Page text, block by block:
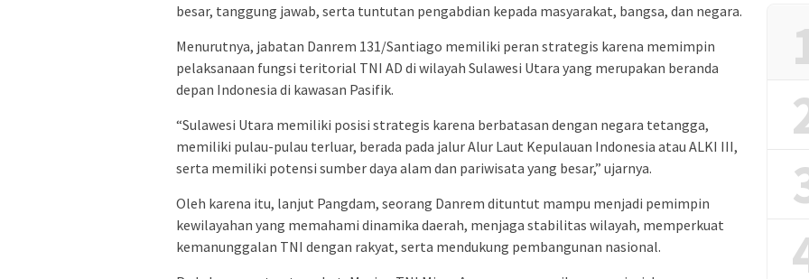
besar, tanggung jawab, serta tuntutan pengabdian kepada masyarakat, bangsa, dan negara.
Menurutnya, jabatan Danrem 131/Santiago memiliki peran strategis karena memimpin
pelaksanaan fungsi teritorial TNI AD di wilayah Sulawesi Utara yang merupakan beranda
depan Indonesia di kawasan Pasifik.
“Sulawesi Utara memiliki posisi strategis karena berbatasan dengan negara tetangga,
memiliki pulau-pulau terluar, berada pada jalur Alur Laut Kepulauan Indonesia atau ALKI III,
serta memiliki potensi sumber daya alam dan pariwisata yang besar,” ujarnya.
Oleh karena itu, lanjut Pangdam, seorang Danrem dituntut mampu menjadi pemimpin
kewilayahan yang memahami dinamika daerah, menjaga stabilitas wilayah, memperkuat
kemanunggalan TNI dengan rakyat, serta mendukung pembangunan nasional.